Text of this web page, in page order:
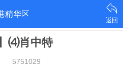
精华区
返回
⑷肖中特
5751029